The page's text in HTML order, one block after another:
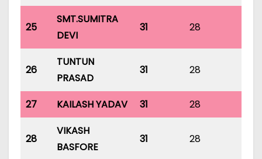
25
SMT.SUMITRA
DEVI
31 28
26
TUNTUN
PRASAD
31 28
27 KAILASH YADAV 31 28
28
VIKASH
BASFORE
31 28